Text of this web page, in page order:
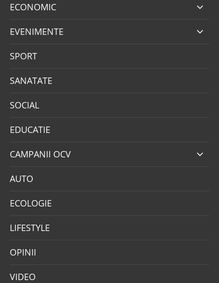
ECONOMIC
EVENIMENTE
SPORT
SANATATE
SOCIAL
EDUCATIE
CAMPANII OCV
AUTO
ECOLOGIE
LIFESTYLE
OPINII
VIDEO